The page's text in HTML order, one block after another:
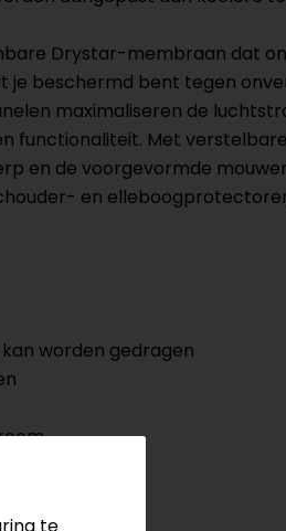
Drystar-membraan dat
beschermd bent tegen
maximaliseren de
functionaliteit. Met
en de voorgevormde
en
worden gedragen
te